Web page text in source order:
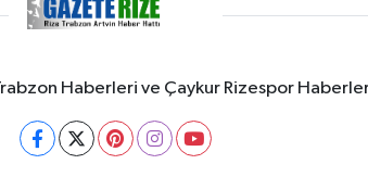
Haberleri ve Çaykur Rizespor